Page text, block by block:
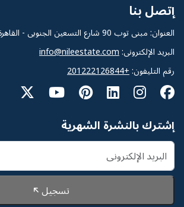
إتصل بنا
العنوان: مبنى توب 90 شارع التسعين الجنوبى - القاهرة الجديدة
البريد الإلكترونى: info@nileestate.com
رقم التليفون: +201222126844
إشترك بالنشرة الشهرية
تسجيل